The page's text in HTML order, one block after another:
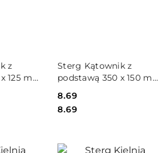
z
125 mm
Sterg Kątownik z
podstawą 350 x 150 mm
Cena:
8.69
Cena:
8.69
DO KOSZYKA